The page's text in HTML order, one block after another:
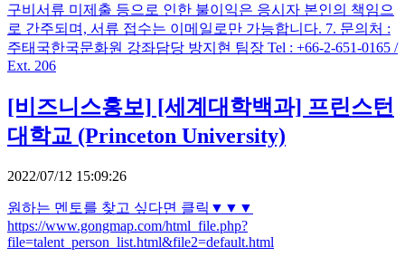
구비서류 미제출 등으로 인한 불이익은 응시자 본인의 책임으
로 간주되며, 서류 접수는 이메일로만 가능합니다. 7. 문의처 :
주태국한국문화원 강좌담당 방지현 팀장 Tel : +66-2-651-0165 /
Ext. 206
[비즈니스홍보] [세계대학백과] 프린스턴
대학교 (Princeton University)
2022/07/12 15:09:26
원하는 멘토를 찾고 싶다면 클릭▼▼▼
https://www.gongmap.com/html_file.php?
file=talent_person_list.html&file2=default.html